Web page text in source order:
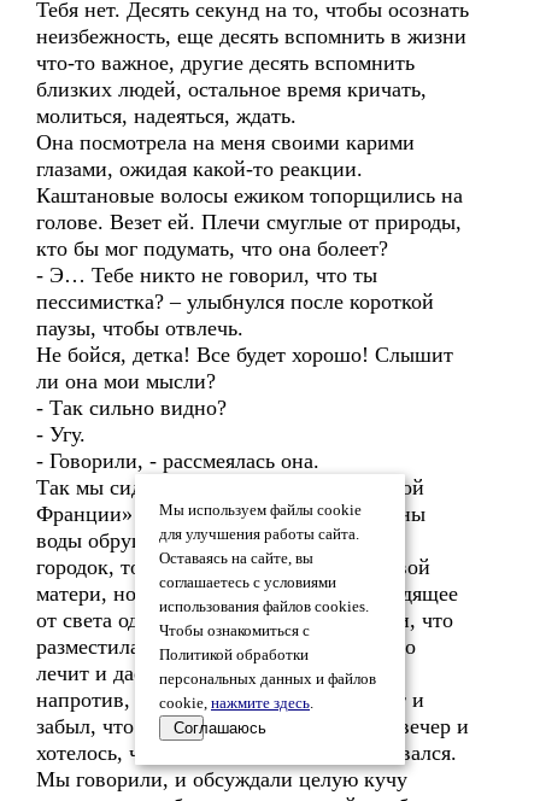
Тебя нет. Десять секунд на то, чтобы осознать
неизбежность, еще десять вспомнить в жизни
что-то важное, другие десять вспомнить
близких людей, остальное время кричать,
молиться, надеяться, ждать.
Она посмотрела на меня своими карими
глазами, ожидая какой-то реакции.
Каштановые волосы ежиком топорщились на
голове. Везет ей. Плечи смуглые от природы,
кто бы мог подумать, что она болеет?
- Э… Тебе никто не говорил, что ты
пессимистка? – улыбнулся после короткой
паузы, чтобы отвлечь.
Не бойся, детка! Все будет хорошо! Слышит
ли она мои мысли?
- Так сильно видно?
- Угу.
- Говорили, - рассмеялась она.
Так мы сидели с ней вчера в «Маленькой
Франции» улицу заливают дожди. Тонны
воды обрушиваются на наш маленький
городок, того глядишь затопит к чертовой
матери, но не тут-то было. Тепло, исходящее
от света одинокой ароматической свечи, что
разместилась на центре стола, оно будто
лечит и дает надежду. Глаза человека
напротив, я забыл, что она тоже болеет и
забыл, что болею я. Это был длинный вечер и
хотелось, чтобы он никогда не заканчивался.
Мы говорили, и обсуждали целую кучу
Мы используем файлы cookie
для улучшения работы сайта.
Оставаясь на сайте, вы
соглашаетесь с условиями
использования файлов cookies.
Чтобы ознакомиться с
Политикой обработки
персональных данных и файлов
cookie, нажмите здесь.
Соглашаюсь